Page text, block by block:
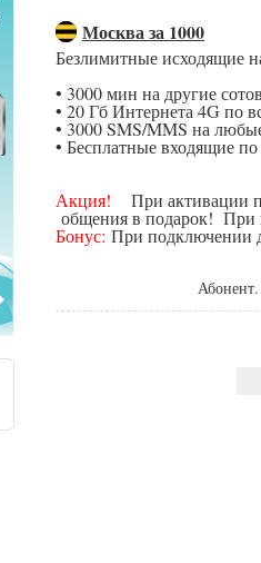
Москва за 1000
Безлимитные исходящие
• 3000 мин на другие
• 20 Гб Интернета 4G по
• 3000 SMS/MMS на
• Бесплатные входящие
Акция! При активации
общения в подарок! При
Бонус: При подключении